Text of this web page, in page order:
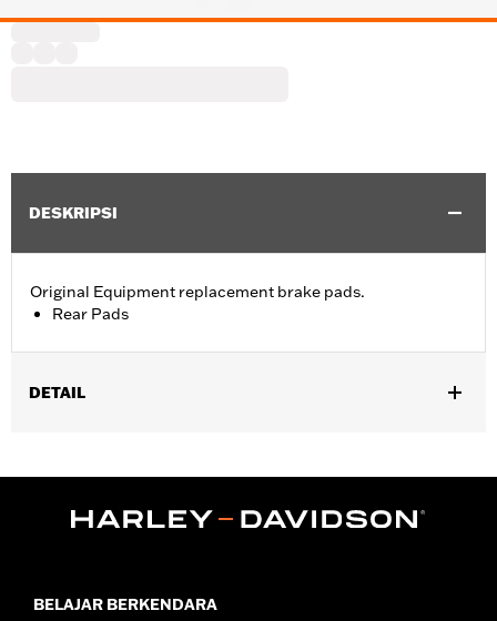
DESKRIPSI
Original Equipment replacement brake pads.
Rear Pads
DETAIL
In the Box: One set of brake pads
BELAJAR BERKENDARA